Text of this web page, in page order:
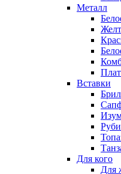
Металл
Вставки
Для кого
Для